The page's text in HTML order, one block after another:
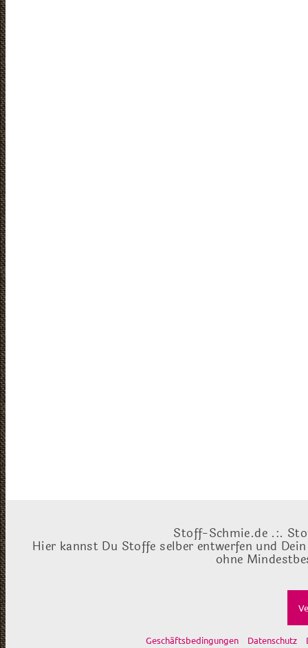
Stoff-Schmie.de .:.
Hier kannst Du Stoffe selber entwerfen und
ohne
Geschäftsbedingungen Datenschutz